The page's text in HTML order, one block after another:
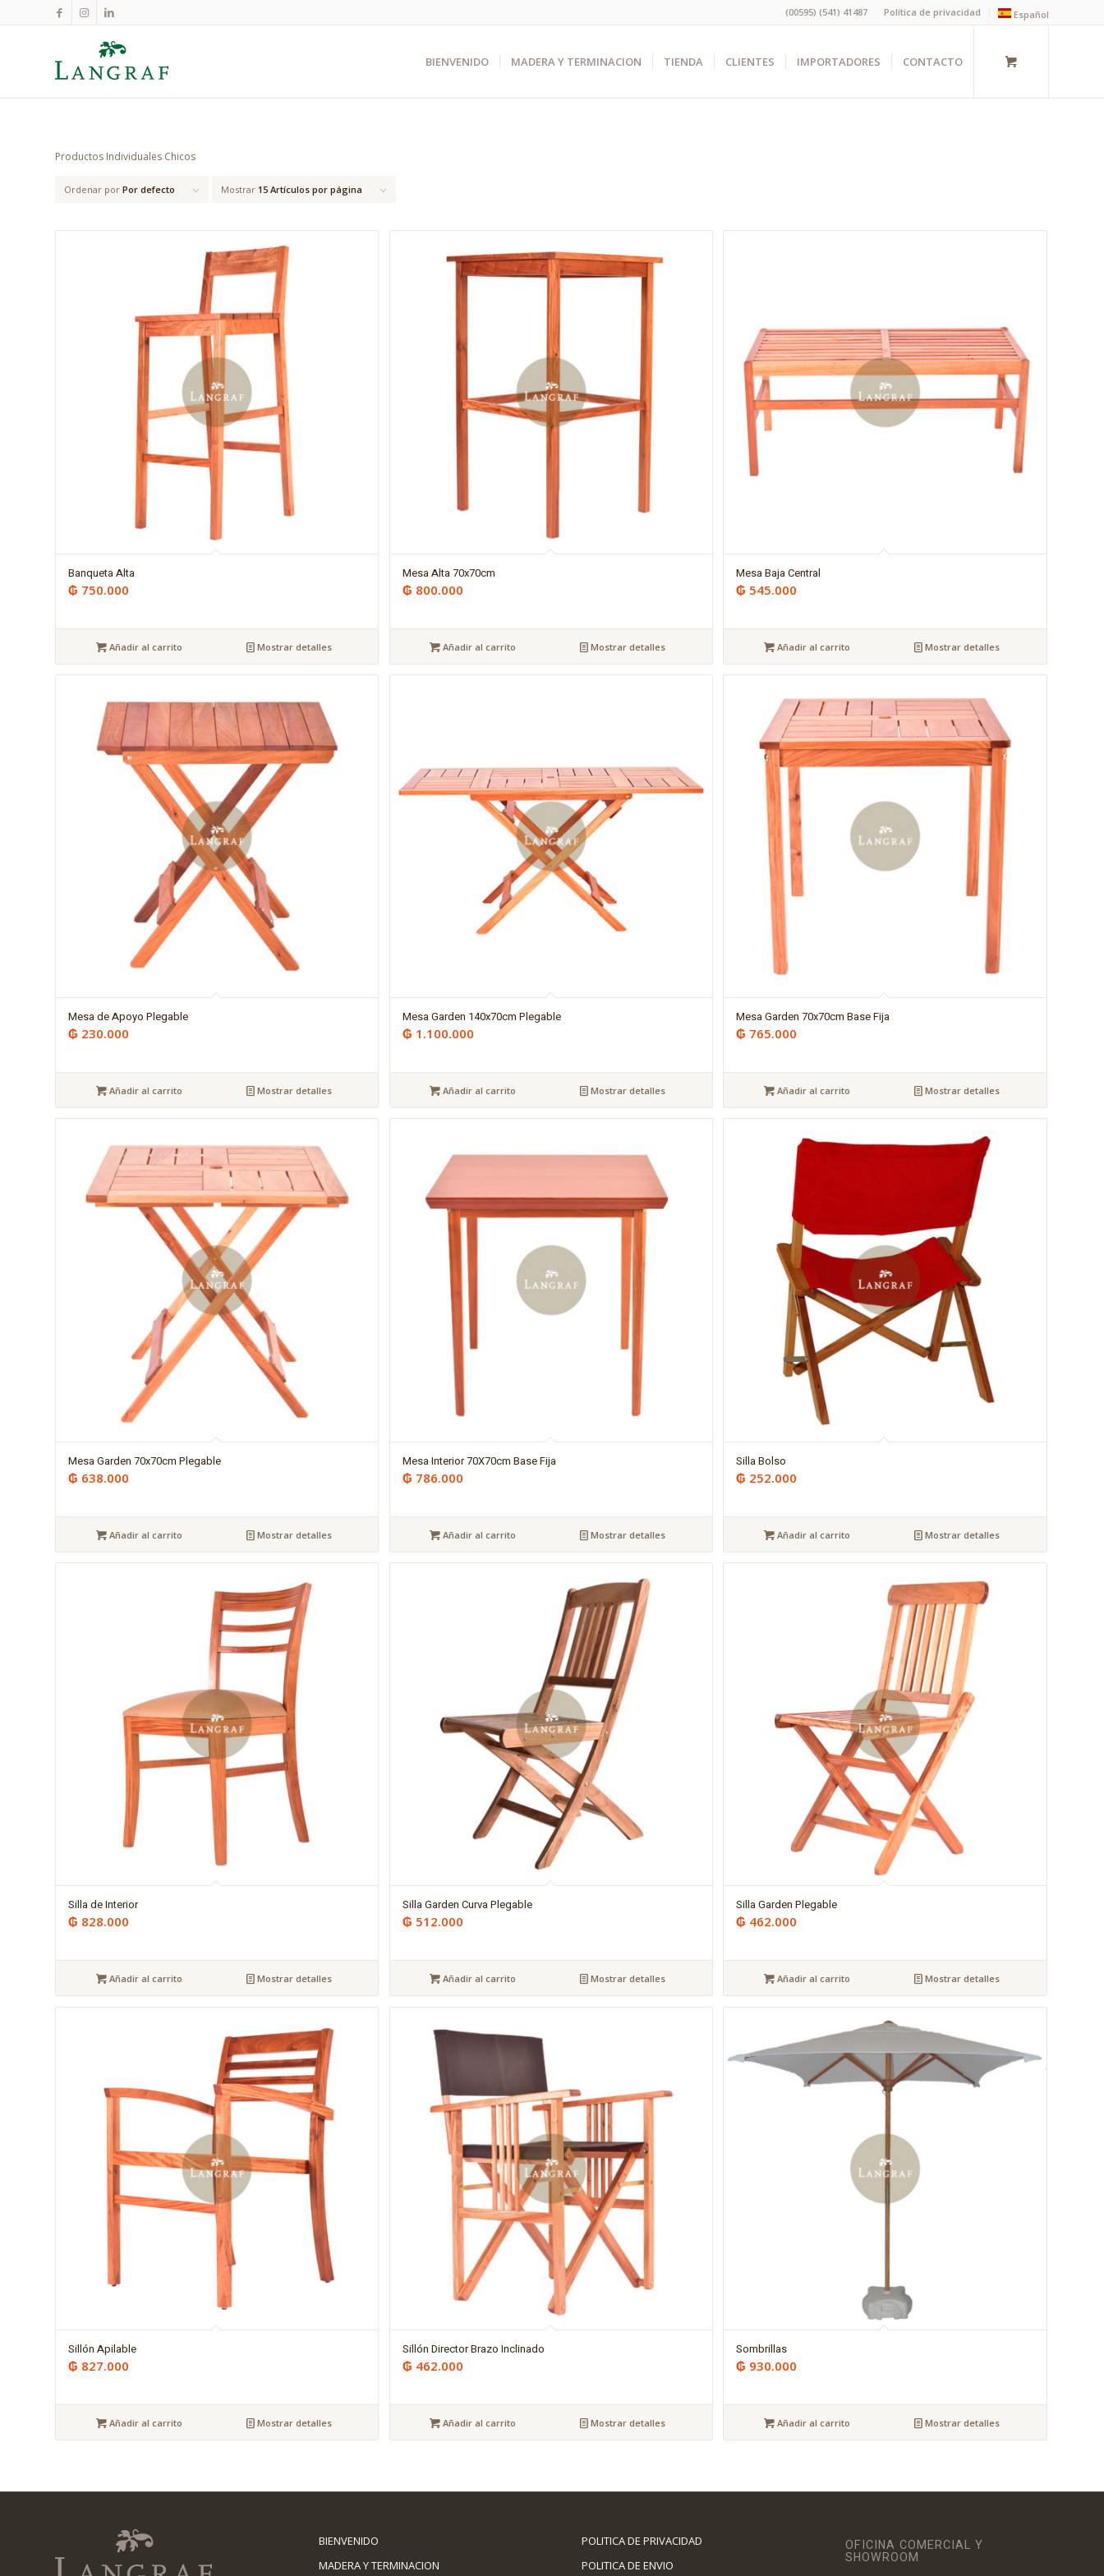
Política de privacidad Español
(00595) (541) 41487
BIENVENIDO MADERA Y TERMINACION TIENDA CLIENTES IMPORTADORES CONTACTO
Productos Individuales Chicos
Ordenar por Por defecto Mostrar 15 Artículos por página
Banqueta Alta
₲ 750.000
Añadir al carrito Mostrar detalles
Mesa Alta 70x70cm
₲ 800.000
Añadir al carrito Mostrar detalles
Mesa Baja Central
₲ 545.000
Añadir al carrito Mostrar detalles
Mesa de Apoyo Plegable
₲ 230.000
Añadir al carrito Mostrar detalles
Mesa Garden 140x70cm Plegable
₲ 1.100.000
Añadir al carrito Mostrar detalles
Mesa Garden 70x70cm Base Fija
₲ 765.000
Añadir al carrito Mostrar detalles
Mesa Garden 70x70cm Plegable
₲ 638.000
Añadir al carrito Mostrar detalles
Mesa Interior 70X70cm Base Fija
₲ 786.000
Añadir al carrito Mostrar detalles
Silla Bolso
₲ 252.000
Añadir al carrito Mostrar detalles
Silla de Interior
₲ 828.000
Añadir al carrito Mostrar detalles
Silla Garden Curva Plegable
₲ 512.000
Añadir al carrito Mostrar detalles
Silla Garden Plegable
₲ 462.000
Añadir al carrito Mostrar detalles
Sillón Apilable
₲ 827.000
Añadir al carrito Mostrar detalles
Sillón Director Brazo Inclinado
₲ 462.000
Añadir al carrito Mostrar detalles
Sombrillas
₲ 930.000
Añadir al carrito Mostrar detalles
BIENVENIDO
MADERA Y TERMINACION
POLITICA DE PRIVACIDAD
POLITICA DE ENVIO
OFICINA COMERCIAL Y
SHOWROOM